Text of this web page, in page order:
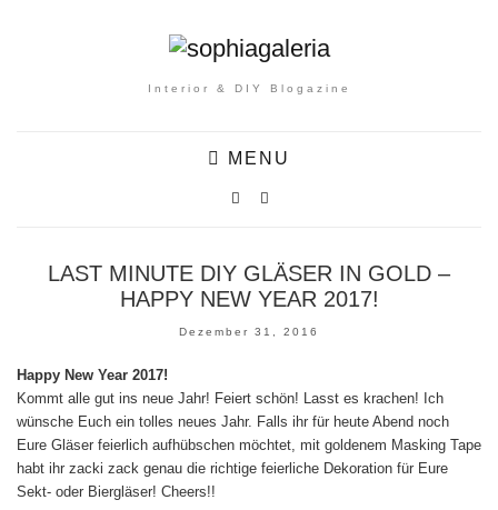
Interior & DIY Blogazine
MENU
LAST MINUTE DIY GLÄSER IN GOLD –
HAPPY NEW YEAR 2017!
Dezember 31, 2016
Happy New Year 2017!
Kommt alle gut ins neue Jahr! Feiert schön! Lasst es krachen! Ich
wünsche Euch ein tolles neues Jahr. Falls ihr für heute Abend noch
Eure Gläser feierlich aufhübschen möchtet, mit goldenem Masking Tape
habt ihr zacki zack genau die richtige feierliche Dekoration für Eure
Sekt- oder Biergläser! Cheers!!